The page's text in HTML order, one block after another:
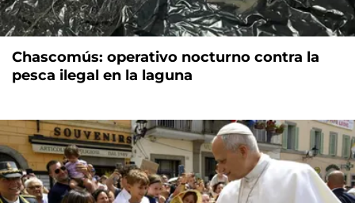
Chascomús: operativo nocturno contra la
pesca ilegal en la laguna